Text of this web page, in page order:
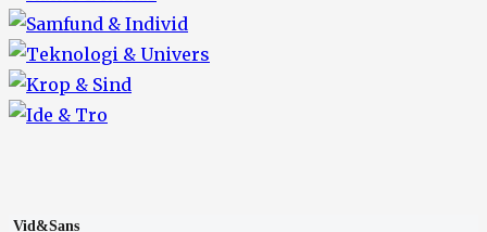
Vid&Sans